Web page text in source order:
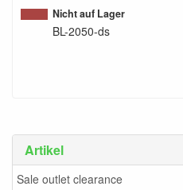
Artikel
Sale outlet clearance
Nicht auf Lager
BL-2050-ds